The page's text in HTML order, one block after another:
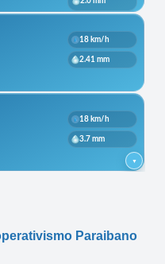
Paraibano